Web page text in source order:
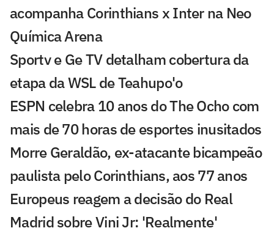
acompanha Corinthians x Inter na Neo
Química Arena
Sportv e Ge TV detalham cobertura da
etapa da WSL de Teahupo'o
ESPN celebra 10 anos do The Ocho com
mais de 70 horas de esportes inusitados
Morre Geraldão, ex-atacante bicampeão
paulista pelo Corinthians, aos 77 anos
Europeus reagem a decisão do Real
Madrid sobre Vini Jr: 'Realmente'